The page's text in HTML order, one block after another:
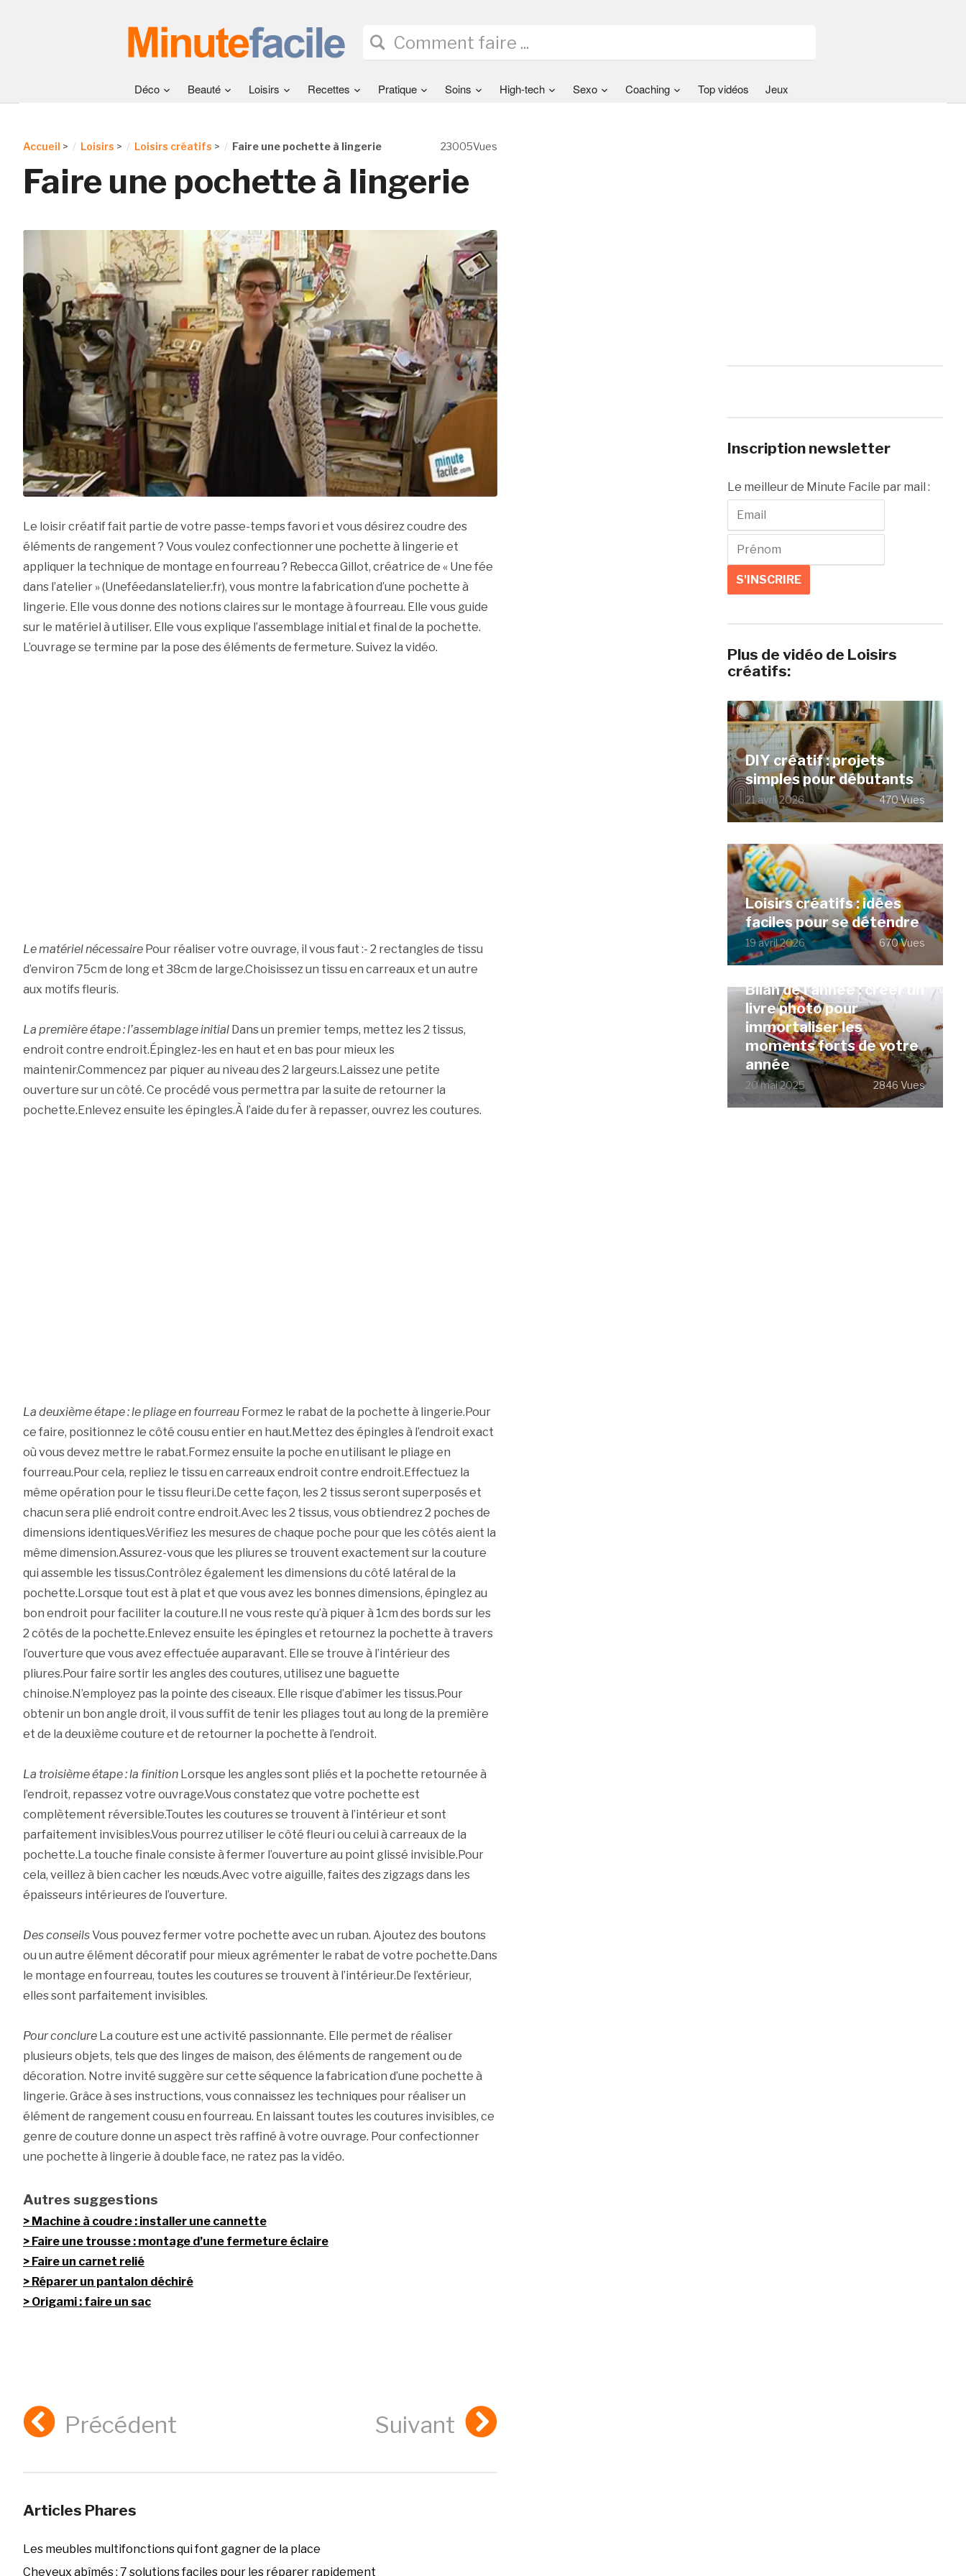
Déco Beauté Loisirs Recettes Pratique Soins High-tech Sexo Coaching Top vidéos Jeux
23005Vues
Accueil > Loisirs > Loisirs créatifs > Faire une pochette à lingerie
Faire une pochette à lingerie
Le loisir créatif fait partie de votre passe-temps favori et vous désirez coudre des
éléments de rangement ? Vous voulez confectionner une pochette à lingerie et
appliquer la technique de montage en fourreau ? Rebecca Gillot, créatrice de « Une fée
dans l’atelier » (Uneféedanslatelier.fr), vous montre la fabrication d’une pochette à
lingerie. Elle vous donne des notions claires sur le montage à fourreau. Elle vous guide
sur le matériel à utiliser. Elle vous explique l’assemblage initial et final de la pochette.
L’ouvrage se termine par la pose des éléments de fermeture. Suivez la vidéo.
Le matériel nécessaire Pour réaliser votre ouvrage, il vous faut :- 2 rectangles de tissu
d’environ 75cm de long et 38cm de large.Choisissez un tissu en carreaux et un autre
aux motifs fleuris.
La première étape : l’assemblage initialDans un premier temps, mettez les 2 tissus,
endroit contre endroit.Épinglez-les en haut et en bas pour mieux les
maintenir.Commencez par piquer au niveau des 2 largeurs.Laissez une petite
ouverture sur un côté. Ce procédé vous permettra par la suite de retourner la
pochette.Enlevez ensuite les épingles.À l’aide du fer à repasser, ouvrez les coutures.
La deuxième étape : le pliage en fourreauFormez le rabat de la pochette à lingerie.Pour
ce faire, positionnez le côté cousu entier en haut.Mettez des épingles à l’endroit exact
où vous devez mettre le rabat.Formez ensuite la poche en utilisant le pliage en
fourreau.Pour cela, repliez le tissu en carreaux endroit contre endroit.Effectuez la
même opération pour le tissu fleuri.De cette façon, les 2 tissus seront superposés et
chacun sera plié endroit contre endroit.Avec les 2 tissus, vous obtiendrez 2 poches de
dimensions identiques.Vérifiez les mesures de chaque poche pour que les côtés aient la
même dimension.Assurez-vous que les pliures se trouvent exactement sur la couture
qui assemble les tissus.Contrôlez également les dimensions du côté latéral de la
pochette.Lorsque tout est à plat et que vous avez les bonnes dimensions, épinglez au
bon endroit pour faciliter la couture.Il ne vous reste qu’à piquer à 1cm des bords sur les
2 côtés de la pochette.Enlevez ensuite les épingles et retournez la pochette à travers
l’ouverture que vous avez effectuée auparavant. Elle se trouve à l’intérieur des
pliures.Pour faire sortir les angles des coutures, utilisez une baguette
chinoise.N’employez pas la pointe des ciseaux. Elle risque d’abîmer les tissus.Pour
obtenir un bon angle droit, il vous suffit de tenir les pliages tout au long de la première
et de la deuxième couture et de retourner la pochette à l’endroit.
La troisième étape : la finitionLorsque les angles sont pliés et la pochette retournée à
l’endroit, repassez votre ouvrage.Vous constatez que votre pochette est
complètement réversible.Toutes les coutures se trouvent à l’intérieur et sont
parfaitement invisibles.Vous pourrez utiliser le côté fleuri ou celui à carreaux de la
pochette.La touche finale consiste à fermer l’ouverture au point glissé invisible.Pour
cela, veillez à bien cacher les nœuds.Avec votre aiguille, faites des zigzags dans les
épaisseurs intérieures de l’ouverture.
Des conseilsVous pouvez fermer votre pochette avec un ruban. Ajoutez des boutons
ou un autre élément décoratif pour mieux agrémenter le rabat de votre pochette.Dans
le montage en fourreau, toutes les coutures se trouvent à l’intérieur.De l’extérieur,
elles sont parfaitement invisibles.
Pour conclureLa couture est une activité passionnante. Elle permet de réaliser
plusieurs objets, tels que des linges de maison, des éléments de rangement ou de
décoration. Notre invité suggère sur cette séquence la fabrication d’une pochette à
lingerie. Grâce à ses instructions, vous connaissez les techniques pour réaliser un
élément de rangement cousu en fourreau. En laissant toutes les coutures invisibles, ce
genre de couture donne un aspect très raffiné à votre ouvrage. Pour confectionner
une pochette à lingerie à double face, ne ratez pas la vidéo.
Autres suggestions
Machine à coudre : installer une cannette
Faire une trousse : montage d’une fermeture éclaire
Faire un carnet relié
Réparer un pantalon déchiré
Origami : faire un sac
Précédent Suivant
Articles Phares
Les meubles multifonctions qui font gagner de la place
Cheveux abîmés : 7 solutions faciles pour les réparer rapidement
Inscription newsletter
Le meilleur de Minute Facile par mail :
Plus de vidéo de Loisirs
créatifs:
DIY créatif : projets
simples pour débutants
21 avril 2026 470 Vues
Loisirs créatifs : idées
faciles pour se détendre
19 avril 2026 670 Vues
Bilan de l’année : créer un
livre photo pour
immortaliser les
moments forts de votre
année
20 mai 2025 2846 Vues